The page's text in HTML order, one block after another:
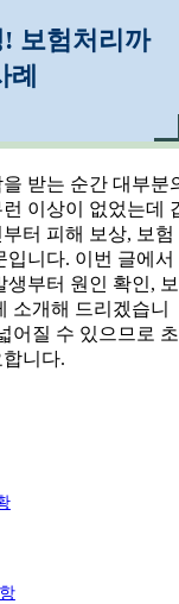
보험처리까
받는 순간 대부분
이상이 없었는데
터 피해 보상, 보험
니다. 이번 글에서
부터 원인 확인, 보
소개해 드리겠습니
어질 수 있으므로 초
니다.